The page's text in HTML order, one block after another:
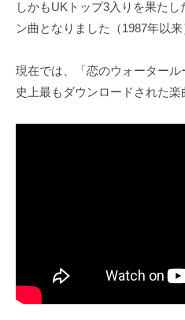
しかもUKトップ3入りを果た
ン曲となりました（1987年以来
現在では、「恋のウォーター
史上最もダウンロードされた楽